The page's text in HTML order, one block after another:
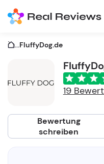
...FluffyDog.de
19
Bewertung
schreiben